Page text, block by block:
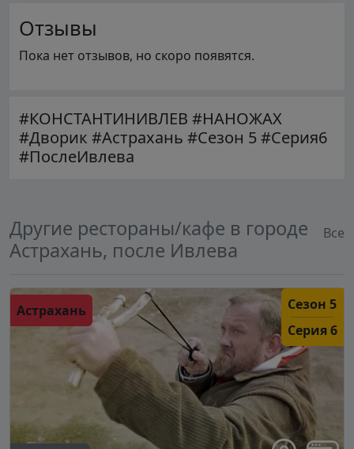
Отзывы
Пока нет отзывов, но скоро появятся.
#КОНСТАНТИНИВЛЕВ #НАНОЖАХ
#Дворик #Астрахань #Сезон 5 #Серия6
#ПослеИвлева
Все
Другие рестораны/кафе в городе
Астрахань, после Ивлева
Астрахань
Сезон 5
Серия 6